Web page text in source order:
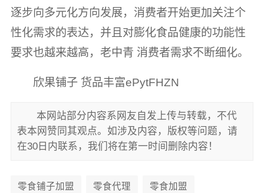
逐步向多元化方向发展，消费者开始更加关注个
性化需求的表达，并且对膨化食品健康的功能性
要求也越来越高，老中青 消费者需求不断细化。
欣果铺子 货品丰富ePytFHZN
本网站部分内容系网友自发上传与转载，不代
表本网赞同其观点。如涉及内容，版权等问题，请
在30日内联系，我们将在第一时间删除内容！
零食铺子加盟 零食代理 零食加盟